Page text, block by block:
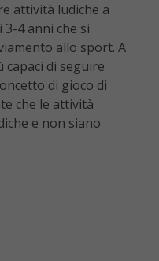
attività ludiche a
4 anni che si
allo sport. A
capaci di seguire
di gioco di
che le attività
e non siano